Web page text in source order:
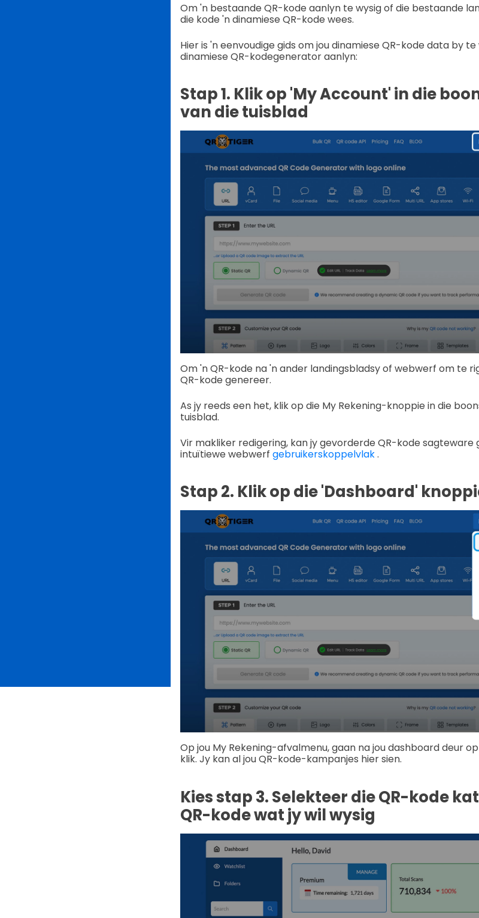
Om 'n bestaande QR-kode aanlyn te wysig of die bestaande
die kode 'n dinamiese QR-kode wees.
Hier is 'n eenvoudige gids om jou dinamiese QR-kode data by
dinamiese QR-kodegenerator aanlyn:
Stap 1. Klik op 'My Account' in die
van die tuisblad
Om 'n QR-kode na 'n ander landingsbladsy of webwerf om te
QR-kode genereer.
As jy reeds een het, klik op die My Rekening-knoppie in die
tuisblad.
Vir makliker redigering, kan jy gevorderde QR-kode sagteware
intuïtiewe webwerf gebruikerskoppelvlak.
Stap 2. Klik op die 'Dashboard'
Op jou My Rekening-afvalmenu, gaan na jou dashboard deur
klik. Jy kan al jou QR-kode-kampanjes hier sien.
Kies stap 3. Selekteer die QR-kode
QR-kode wat jy wil wysig